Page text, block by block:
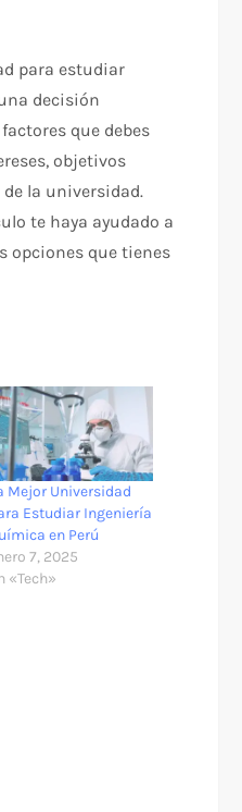
para estudiar
decisión
que debes
objetivos
la universidad.
te haya ayudado a
opciones que tienes
Mejor Universidad
Estudiar Ingeniería
en Perú
7, 2025
«Tech»